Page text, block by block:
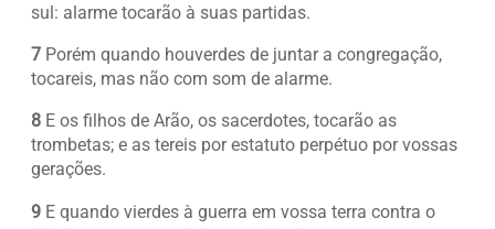
sul: alarme tocarão à suas partidas.
7 Porém quando houverdes de juntar a congregação,
tocareis, mas não com som de alarme.
8 E os filhos de Arão, os sacerdotes, tocarão as
trombetas; e as tereis por estatuto perpétuo por vossas
gerações.
9 E quando vierdes à guerra em vossa terra contra o